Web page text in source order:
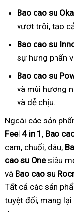
Bao cao su
vượt trội, tạo
Bao cao su
sự hưng phấn
Bao cao su
và mùi hương
và dễ chịu.
Ngoài các sản
Feel 4 in 1 , Bao
cam, chuối, dâu,
cao su Onesiêu
và Bao cao su
Tất cả các sản
tuyệt đối, mang